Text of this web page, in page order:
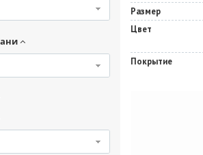
Размер
Цвет
Покрытие